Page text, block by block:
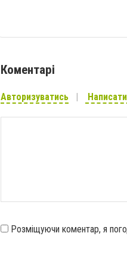
Коментарі
Авторизуватись
Розміщуючи коментар, я